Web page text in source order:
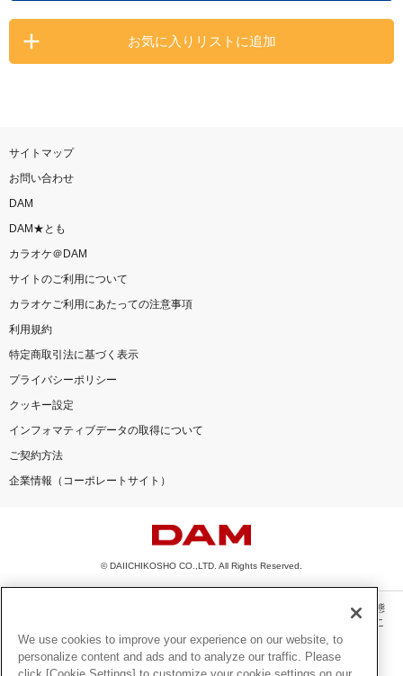
お気に入りリストに追加
サイトマップ
お問い合わせ
DAM
DAM★とも
カラオケ＠DAM
サイトのご利用について
カラオケご利用にあたっての注意事項
利用規約
特定商取引法に基づく表示
プライバシーポリシー
クッキー設定
インフォマティブデータの取得について
ご契約方法
企業情報（コーポレートサイト）
© DAIICHIKOSHO CO.,LTD. All Rights Reserved.
このサイトに掲載されている一切の文章・画像・写真・動画・音声等を、手段や形態
を問わず、著作権法の定める範囲を超えて無断で複製、転載、ファイル化などするこ
とを禁じます。
楽曲及びコンテンツは、機種によりご利用いただけない場合があります。
We use cookies to improve your experience on our website, to
personalize content and ads and to analyze our traffic. Please